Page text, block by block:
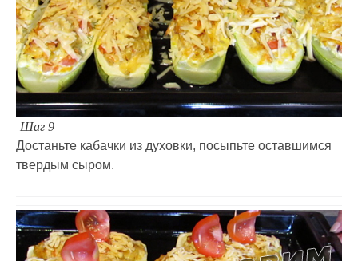
Шаг 9
Достаньте кабачки из духовки, посыпьте оставшимся
твердым сыром.